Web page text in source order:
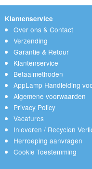
Klantenservice
Over ons & Contact
Verzending
Garantie & Retour
Klantenservice
Betaalmethoden
AppLamp Handleiding
Algemene voorwaarden
Privacy Policy
Vacatures
Inleveren / Recyclen
Herroeping aanvragen
Cookie Toestemming